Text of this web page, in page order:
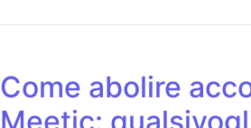
Come abolire